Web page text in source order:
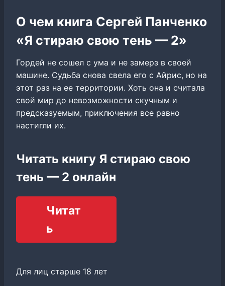
О чем книга Сергей Панченко
«Я стираю свою тень — 2»
Гордей не сошел с ума и не замерз в своей
машине. Судьба снова свела его с Айрис, но на
этот раз на ее территории. Хоть она и считала
свой мир до невозможности скучным и
предсказуемым, приключения все равно
настигли их.
Читать книгу Я стираю свою
тень — 2 онлайн
Читат
ь
Для лиц старше 18 лет